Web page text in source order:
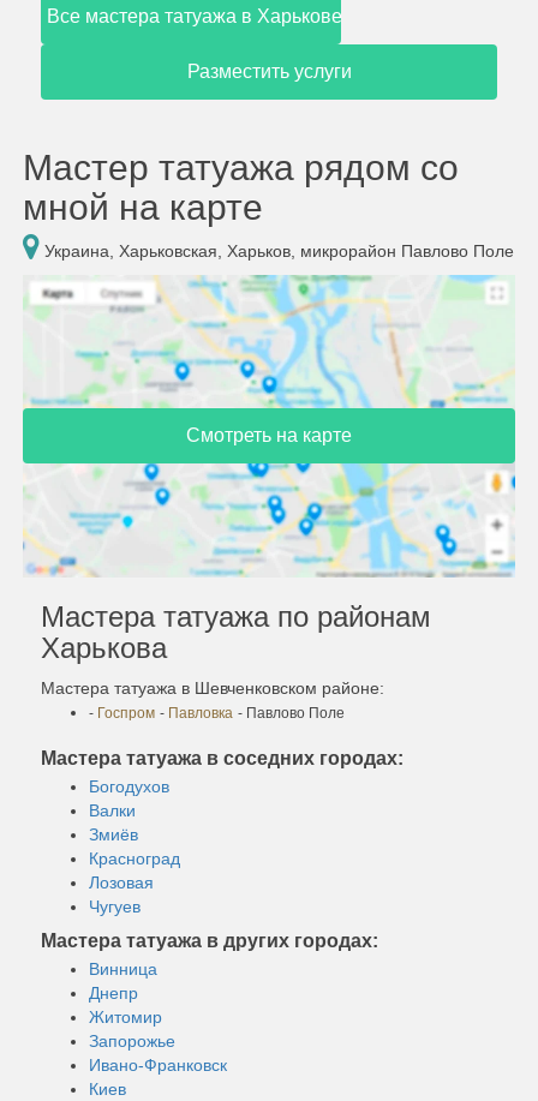
Все мастера татуажа в Харькове
Разместить услуги
Мастер татуажа рядом со
мной на карте
Украина, Харьковская, Харьков, микрорайон Павлово Поле
Смотреть на карте
Мастера татуажа по районам
Харькова
Мастера татуажа в Шевченковском районе:
- Госпром - Павловка - Павлово Поле
Мастера татуажа в соседних городах:
Богодухов
Валки
Змиёв
Красноград
Лозовая
Чугуев
Мастера татуажа в других городах:
Винница
Днепр
Житомир
Запорожье
Ивано-Франковск
Киев